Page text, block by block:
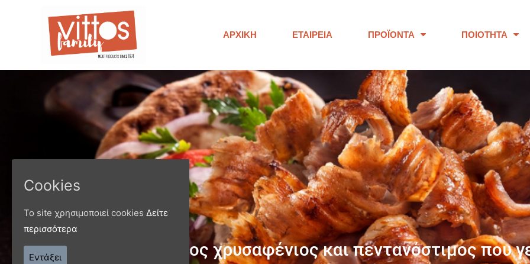
ΑΡΧΙΚΉ ΕΤΑΙΡΕΊΑ ΠΡΟΪΌΝΤΑ ΠΟΙΌΤΗΤΑ
ΠΑΝΩ ΑΠΟ 40 ΧΡΟΝΙΑ
Παράγουμε προϊόντα εξαιρετικής
Cookies
Το site χρησιμοποιεί cookies Δείτε
περισσότερα
Εντάξει